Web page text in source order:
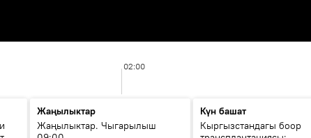
02:00
Жаңылыктар
Жаңылыктар. Чыгарылыш
Күн башат
Кыргызстандагы боор